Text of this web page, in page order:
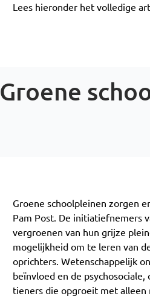
Lees hieronder het volledige
Groene
Groene schoolpleinen zorgen
Pam Post. De initiatiefnemers
vergroenen van hun grijze
mogelijkheid om te leren van
oprichters. Wetenschappelijk
beïnvloed en de
tieners die opgroeit met alleen